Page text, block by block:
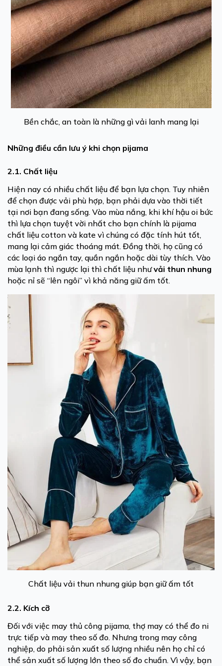
Bền chắc, an toàn là những gì vải lanh mang lại
Những điều cần lưu ý khi chọn pijama
2.1. Chất liệu
Hiện nay có nhiều chất liệu để bạn lựa chọn. Tuy nhiên
để chọn được vải phù hợp, bạn phải dựa vào thời tiết
tại nơi bạn đang sống. Vào mùa nắng, khi khí hậu oi bức
thì lựa chọn tuyệt vời nhất cho bạn chính là pijama
chất liệu cotton và kate vì chúng có đặc tính hút tốt,
mang lại cảm giác thoáng mát. Đồng thời, họ cũng có
các loại áo ngắn tay, quần ngắn hoặc dài tùy thích. Vào
mùa lạnh thì ngược lại thì chất liệu nhưvải thun nhung
hoặc nỉ sẽ “lên ngôi” vì khả năng giữ ấm tốt.
Chất liệu vải thun nhung giúp bạn giữ ấm tốt
2.2. Kích cỡ
Đối với việc may thủ công pijama, thợ may có thể đo ni
trực tiếp và may theo số đo. Nhưng trong may công
nghiệp, do phải sản xuất số lượng nhiều nên họ chỉ có
thể sản xuất số lượng lớn theo số đo chuẩn. Vì vậy, bạn